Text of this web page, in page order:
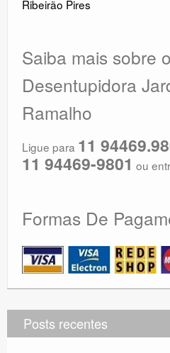
Ribeirão Pires
Saiba mais sobre
Desentupidora
Ramalho
Ligue para 11
11 94469-9801 ou
Formas De
Posts recentes